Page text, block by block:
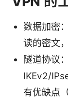
数据加密
读的密文
隧道协议
IKEv2/
有优缺点